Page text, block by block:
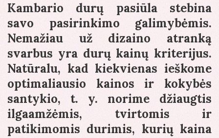
Kambario durų pasiūla stebina
savo pasirinkimo galimybėmis.
Nemažiau už dizaino atranką
svarbus yra durų kainų kriterijus.
Natūralu, kad kiekvienas ieškome
optimaliausio kainos ir kokybės
santykio, t. y. norime džiaugtis
ilgaamžėmis, tvirtomis ir
patikimomis durimis, kurių kaina